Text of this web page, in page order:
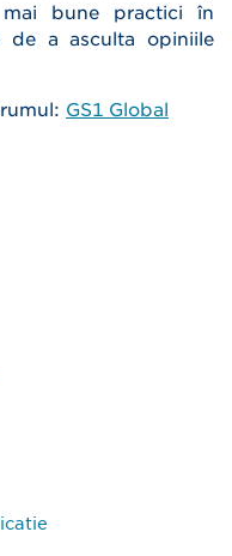
bune practici în
de a asculta opiniile
GS1 Global